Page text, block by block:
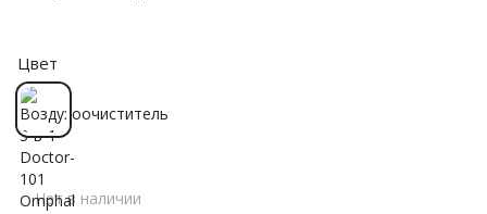
Цвет
Нет в наличии